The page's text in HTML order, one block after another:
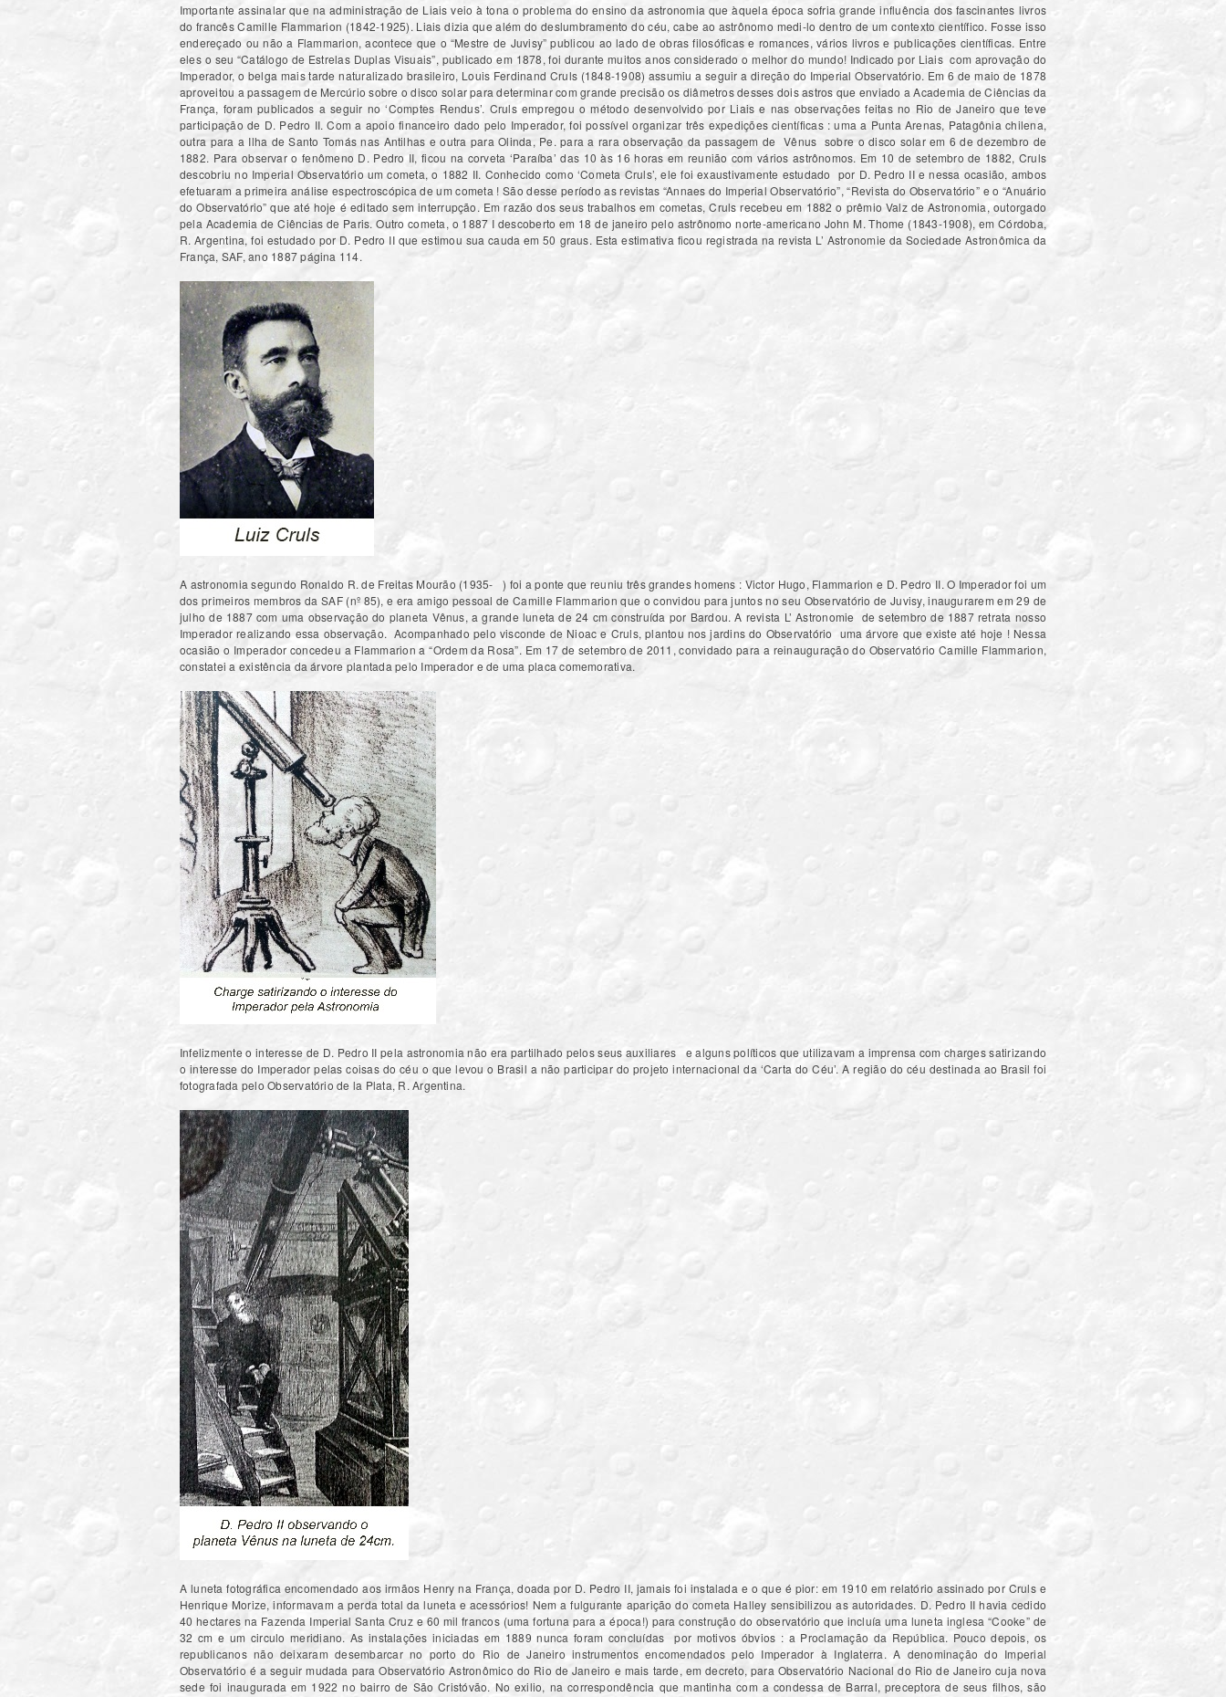
Importante assinalar que na administração de Liais veio à tona o problema do ensino da astronomia que àquela época sofria grande influência dos fascinantes livros
do francês Camille Flammarion (1842-1925). Liais dizia que além do deslumbramento do céu, cabe ao astrônomo medi-lo dentro de um contexto científico. Fosse isso
endereçado ou não a Flammarion, acontece que o “Mestre de Juvisy” publicou ao lado de obras filosóficas e romances, vários livros e publicações científicas. Entre
eles o seu “Catálogo de Estrelas Duplas Visuais”, publicado em 1878, foi durante muitos anos considerado o melhor do mundo! Indicado por Liais com aprovação do
Imperador, o belga mais tarde naturalizado brasileiro, Louis Ferdinand Cruls (1848-1908) assumiu a seguir a direção do Imperial Observatório. Em 6 de maio de 1878
aproveitou a passagem de Mercúrio sobre o disco solar para determinar com grande precisão os diâmetros desses dois astros que enviado a Academia de Ciências da
França, foram publicados a seguir no ‘Comptes Rendus’. Cruls empregou o método desenvolvido por Liais e nas observações feitas no Rio de Janeiro que teve
participação de D. Pedro II. Com a apoio financeiro dado pelo Imperador, foi possível organizar três expedições científicas : uma a Punta Arenas, Patagônia chilena,
outra para a Ilha de Santo Tomás nas Antilhas e outra para Olinda, Pe. para a rara observação da passagem de Vênus sobre o disco solar em 6 de dezembro de
1882. Para observar o fenômeno D. Pedro II, ficou na corveta ‘Paraíba’ das 10 às 16 horas em reunião com vários astrônomos. Em 10 de setembro de 1882, Cruls
descobriu no Imperial Observatório um cometa, o 1882 II. Conhecido como ‘Cometa Cruls’, ele foi exaustivamente estudado por D. Pedro II e nessa ocasião, ambos
efetuaram a primeira análise espectroscópica de um cometa ! São desse período as revistas “Annaes do Imperial Observatório”, “Revista do Observatório” e o “Anuário
do Observatório” que até hoje é editado sem interrupção. Em razão dos seus trabalhos em cometas, Cruls recebeu em 1882 o prêmio Valz de Astronomia, outorgado
pela Academia de Ciências de Paris. Outro cometa, o 1887 I descoberto em 18 de janeiro pelo astrônomo norte-americano John M. Thome (1843-1908), em Córdoba,
R. Argentina, foi estudado por D. Pedro II que estimou sua cauda em 50 graus. Esta estimativa ficou registrada na revista L’ Astronomie da Sociedade Astronômica da
França, SAF, ano 1887 página 114.
A astronomia segundo Ronaldo R. de Freitas Mourão (1935- ) foi a ponte que reuniu três grandes homens : Victor Hugo, Flammarion e D. Pedro II. O Imperador foi um
dos primeiros membros da SAF (nº 85), e era amigo pessoal de Camille Flammarion que o convidou para juntos no seu Observatório de Juvisy, inaugurarem em 29 de
julho de 1887 com uma observação do planeta Vênus, a grande luneta de 24 cm construída por Bardou. A revista L’ Astronomie de setembro de 1887 retrata nosso
Imperador realizando essa observação. Acompanhado pelo visconde de Nioac e Cruls, plantou nos jardins do Observatório uma árvore que existe até hoje ! Nessa
ocasião o Imperador concedeu a Flammarion a “Ordem da Rosa”. Em 17 de setembro de 2011, convidado para a reinauguração do Observatório Camille Flammarion,
constatei a existência da árvore plantada pelo Imperador e de uma placa comemorativa.
Infelizmente o interesse de D. Pedro II pela astronomia não era partilhado pelos seus auxiliares e alguns políticos que utilizavam a imprensa com charges satirizando
o interesse do Imperador pelas coisas do céu o que levou o Brasil a não participar do projeto internacional da ‘Carta do Céu’. A região do céu destinada ao Brasil foi
fotografada pelo Observatório de la Plata, R. Argentina.
A luneta fotográfica encomendado aos irmãos Henry na França, doada por D. Pedro II, jamais foi instalada e o que é pior: em 1910 em relatório assinado por Cruls e
Henrique Morize, informavam a perda total da luneta e acessórios! Nem a fulgurante aparição do cometa Halley sensibilizou as autoridades. D. Pedro II havia cedido
40 hectares na Fazenda Imperial Santa Cruz e 60 mil francos (uma fortuna para a época!) para construção do observatório que incluía uma luneta inglesa “Cooke” de
32 cm e um circulo meridiano. As instalações iniciadas em 1889 nunca foram concluídas por motivos óbvios : a Proclamação da República. Pouco depois, os
republicanos não deixaram desembarcar no porto do Rio de Janeiro instrumentos encomendados pelo Imperador à Inglaterra. A denominação do Imperial
Observatório é a seguir mudada para Observatório Astronômico do Rio de Janeiro e mais tarde, em decreto, para Observatório Nacional do Rio de Janeiro cuja nova
sede foi inaugurada em 1922 no bairro de São Cristóvão. No exilio, na correspondência que mantinha com a condessa de Barral, preceptora de seus filhos, são